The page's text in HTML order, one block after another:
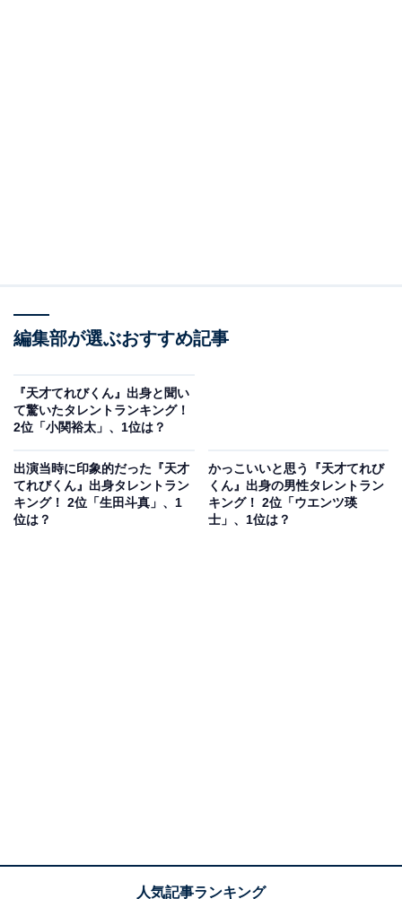
ジャニーズJr.として活動中の1996年から約2年間にわた
り、『天才てれびくん』に「てれび戦士」として出演。
ッスンを受ける『ヨッちゃん・斗真のギター全力投球』
などのコーナーを担当しました。
人気の高い出演者となり、番組企画でバンドを組み「ス
トロベリーパフェ」としてCDデビューを達成。かわいら
しいルックスを武器に、多くの視聴者を魅了しました。
躍しているから応援している」（30代女性／宮城県）な
どの意見が寄せられました。
編集部が選ぶおすすめ記事
『天才てれびくん』出身と聞い
て驚いたタレントランキング！
2位「小関裕太」、1位は？
出演当時に印象的だった『天才
てれびくん』出身タレントラン
キング！ 2位「生田斗真」、1
位は？
かっこいいと思う『天才てれび
くん』出身の男性タレントラン
キング！ 2位「ウエンツ瑛
士」、1位は？